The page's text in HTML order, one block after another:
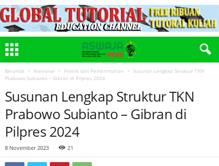
Beranda Nasional Politik dan Pemerintahan
Susunan Lengkap Struktur TKN
Prabowo Subianto – Gibran di Pilpres 2024
Susunan Lengkap Struktur TKN
Prabowo Subianto – Gibran di
Pilpres 2024
8 November 2023 21